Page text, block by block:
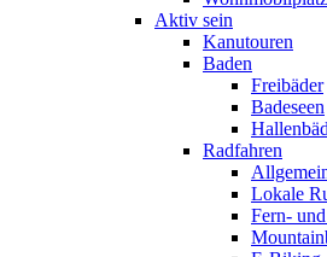
Aktiv sein
Kanutouren
Baden
Freibäder
Badeseen
Radfahren
Lokale
Fern-